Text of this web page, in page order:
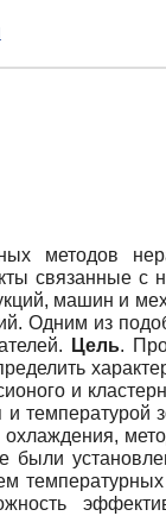
методов
связанные
машин и
Одним из
Цель.
и
температурой
были